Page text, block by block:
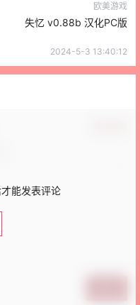
欧美游戏
失忆 v0.88b 汉化PC版
2024-5-3 13:40:12
能发表评论